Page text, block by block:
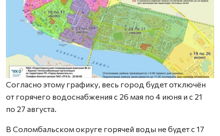
Согласно этому графику, весь город будет отключён
от горячего водоснабжения с 26 мая по 4 июня и с 21
по 27 августа.
В Соломбальском округе горячей воды не будет с 17